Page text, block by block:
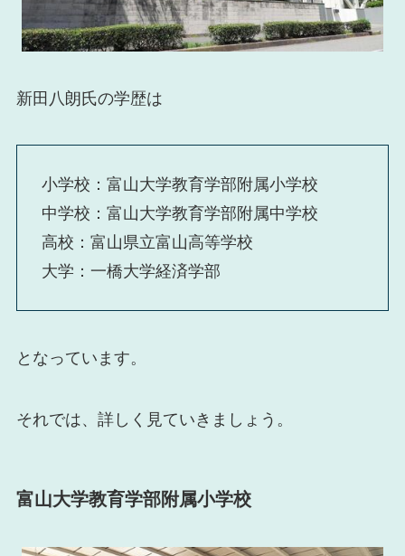
新田八朗氏の学歴は
小学校：富山大学教育学部附属小学校
中学校：富山大学教育学部附属中学校
高校：富山県立富山高等学校
大学：一橋大学経済学部
となっています。
それでは、詳しく見ていきましょう。
富山大学教育学部附属小学校